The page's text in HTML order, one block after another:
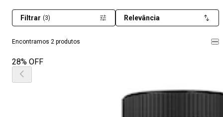
Encontramos 2 produtos
Filtrar (3) Relevância
28% OFF